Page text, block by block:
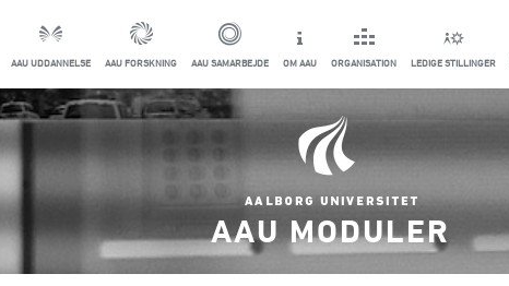
AAU UDDANNELSE AAU FORSKNING AAU SAMARBEJDE OM AAU ORGANISATION LEDIGE STILLINGER
AAU MODULER